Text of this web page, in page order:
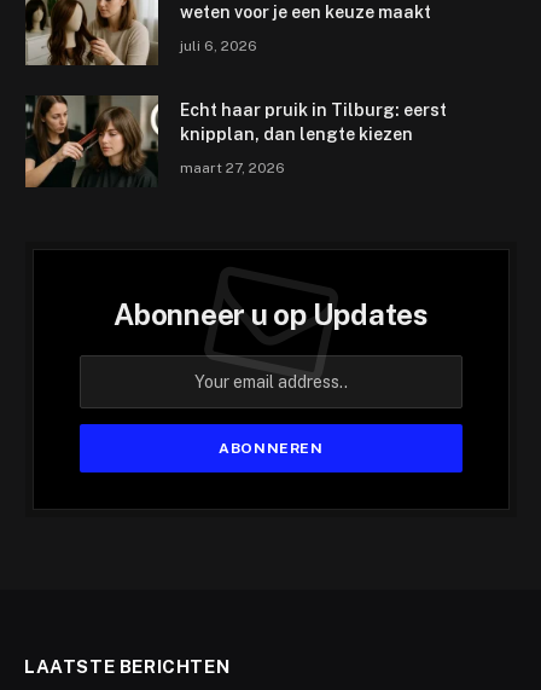
weten voor je een keuze maakt
juli 6, 2026
Echt haar pruik in Tilburg: eerst
knipplan, dan lengte kiezen
maart 27, 2026
Abonneer u op Updates
LAATSTE BERICHTEN